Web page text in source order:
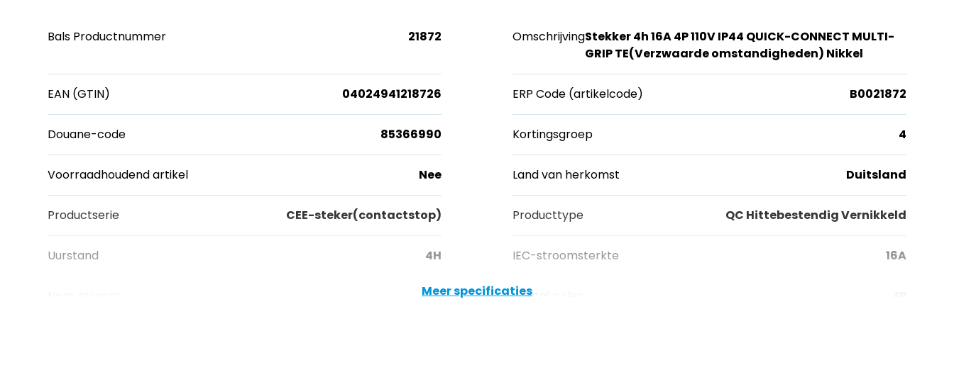
Bals Productnummer 21872 OmschrijvingStekker 4h 16A 4P 110V IP44 QUICK-CONNECT MULTI-
GRIP TE(Verzwaarde omstandigheden) Nikkel
EAN (GTIN) 04024941218726 ERP Code (artikelcode) B0021872
Douane-code 85366990 Kortingsgroep 4
Voorraadhoudend artikel Nee Land van herkomst Duitsland
Productserie CEE-steker(contactstop) Producttype QC Hittebestendig Vernikkeld
Uurstand 4H IEC-stroomsterkte 16A
16A Aantal polen
Meer specificaties